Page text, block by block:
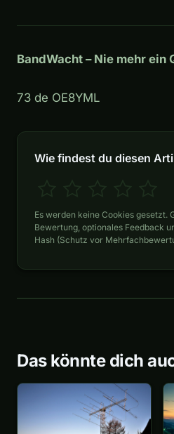
BandWacht – Nie mehr ein
73 de OE8YML
Wie findest du diesen
Es werden keine Cookies gesetzt.
Bewertung, optionales Feedback
Hash (Schutz vor
Das könnte dich